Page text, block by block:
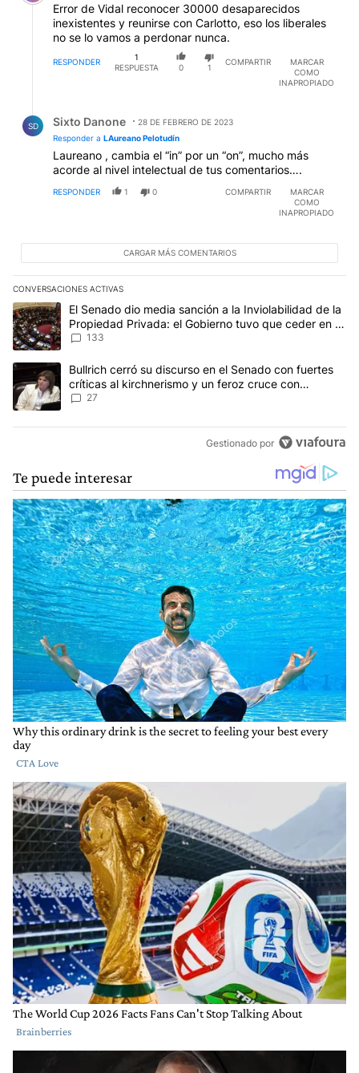
Error de Vidal reconocer 30000 desaparecidos
inexistentes y reunirse con Carlotto, eso los liberales
no se lo vamos a perdonar nunca.
RESPONDER
1
RESPUESTA
0 1
COMPARTIR
MARCAR
COMO
INAPROPIADO
SD Sixto Danone
28 DE FEBRERO DE 2023
Responder a LAureano Pelotudín
Laureano , cambia el “in” por un “on”, mucho más
acorde al nivel intelectual de tus comentarios….
RESPONDER 1 0 COMPARTIR
MARCAR
COMO
INAPROPIADO
CARGAR MÁS COMENTARIOS
CONVERSACIONES ACTIVAS
Este listado muestra los artículos con más comentarios en los
Un artículo de tendencia con el título "El Senado dio media
El Senado dio media sanción a la Inviolabilidad de la
Propiedad Privada: el Gobierno tuvo que ceder en la
Ley del Manejo del Fuego
133
Un artículo de tendencia con el título "Bullrich cerró su discurso
Bullrich cerró su discurso en el Senado con fuertes
críticas al kirchnerismo y un feroz cruce con
Capitanich al que le gritó “¡cállate!”
27
Gestionado por